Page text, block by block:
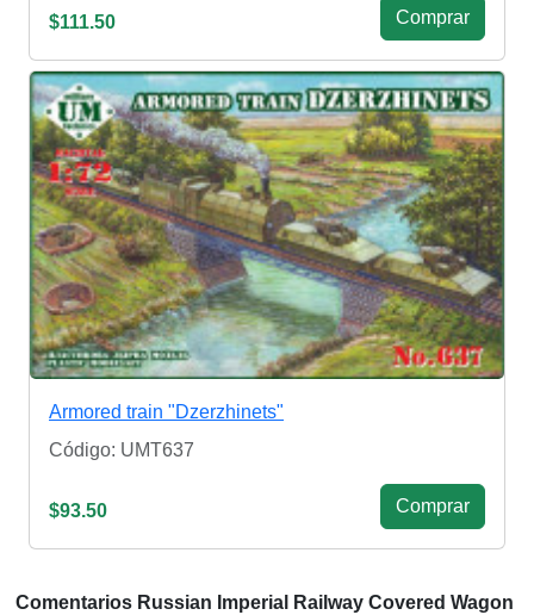
$111.50 Сomprar
Armored train "Dzerzhinets"
Código: UMT637
$93.50 Сomprar
Comentarios Russian Imperial Railway Covered Wagon